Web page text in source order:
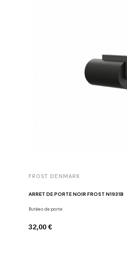
FROST DENMARK
ARRÊT DE PORTE NOIR FROST N1931B
Butées de porte
32,00 €